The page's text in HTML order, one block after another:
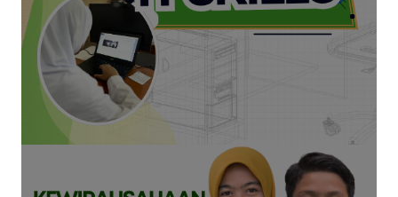
Selengkapnya